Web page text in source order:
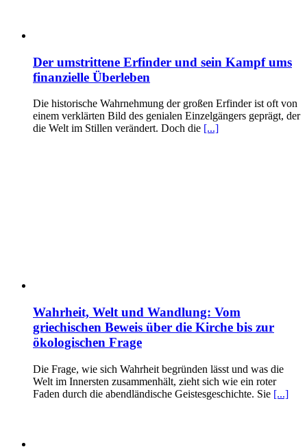
Der umstrittene Erfinder und sein Kampf ums
finanzielle Überleben
Die historische Wahrnehmung der großen Erfinder ist oft von
einem verklärten Bild des genialen Einzelgängers geprägt, der
die Welt im Stillen verändert. Doch die [...]
Wahrheit, Welt und Wandlung: Vom
griechischen Beweis über die Kirche bis zur
ökologischen Frage
Die Frage, wie sich Wahrheit begründen lässt und was die
Welt im Innersten zusammenhält, zieht sich wie ein roter
Faden durch die abendländische Geistesgeschichte. Sie [...]